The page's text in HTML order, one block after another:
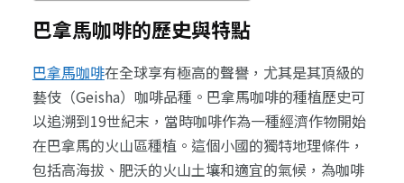
巴拿馬咖啡的歷史與特點
巴拿馬咖啡在全球享有極高的聲譽，尤其是其頂級的
藝伎（Geisha）咖啡品種。巴拿馬咖啡的種植歷史可
以追溯到19世紀末，當時咖啡作為一種經濟作物開始
在巴拿馬的火山區種植。這個小國的獨特地理條件，
包括高海拔、肥沃的火山土壤和適宜的氣候，為咖啡